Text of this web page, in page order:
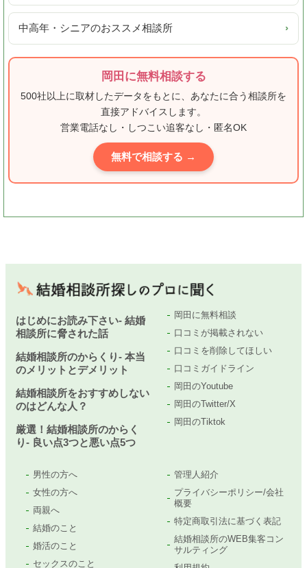
中高年・シニアのおススメ相談所 ›
岡田に無料相談する
500社以上に取材したデータをもとに、あなたに合う相談所を
直接アドバイスします。
営業電話なし・しつこい追客なし・匿名OK
無料で相談する →
はじめにお読み下さい- 結婚
相談所に脅された話
結婚相談所のからくり- 本当
のメリットとデメリット
結婚相談所をおすすめしない
のはどんな人？
厳選！結婚相談所のからく
り- 良い点3つと悪い点5つ
岡田に無料相談
口コミが掲載されない
口コミを削除してほしい
口コミガイドライン
岡田のYoutube
岡田のTwitter/X
岡田のTiktok
男性の方へ
女性の方へ
両親へ
結婚のこと
婚活のこと
セックスのこと
管理人紹介
プライバシーポリシー/会社
概要
特定商取引法に基づく表記
結婚相談所のWEB集客コン
サルティング